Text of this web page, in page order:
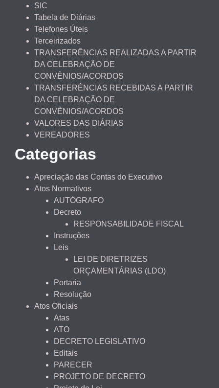
SIC
Tabela de Diárias
Telefones Úteis
Terceirizados
TRANSFERÊNCIAS REALIZADAS A PARTIR
DA CELEBRAÇÃO DE
CONVÊNIOS/ACORDOS
TRANSFERÊNCIAS RECEBIDAS A PARTIR
DA CELEBRAÇÃO DE
CONVÊNIOS/ACORDOS
VALORES DAS DIÁRIAS
VEREADORES
Categorias
Apreciação das Contas do Executivo
Atos Normativos
AUTÓGRAFO
Decreto
RESPONSABILIDADE FISCAL
Instruções
Leis
LEI DE DIRETRIZES
ORÇAMENTÁRIAS (LDO)
Portaria
Resolução
Atos Oficiais
Atas
ATO
DECRETO LEGISLATIVO
Editais
PARECER
PROJETO DE DECRETO